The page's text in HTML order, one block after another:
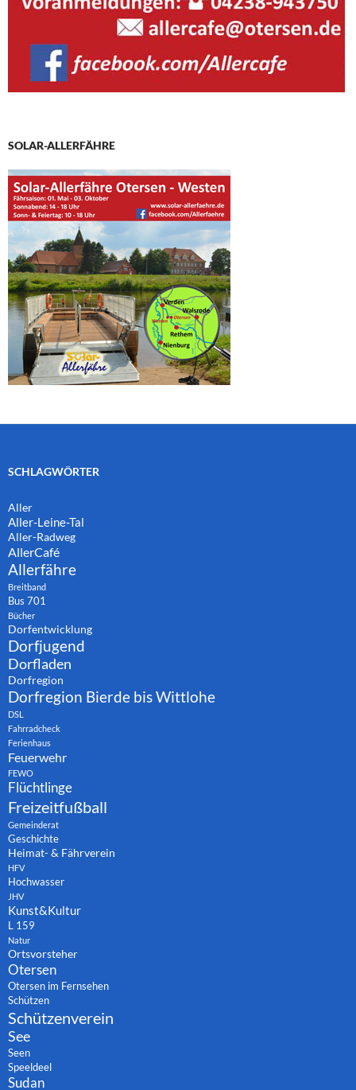
SOLAR-ALLERFÄHRE
SCHLAGWÖRTER
Aller
Aller-Leine-Tal
Aller-Radweg
AllerCafé
Allerfähre
Breitband
Bus 701
Bücher
Dorfentwicklung
Dorfjugend
Dorfladen
Dorfregion
Dorfregion Bierde bis Wittlohe
DSL
Fahrradcheck
Ferienhaus
Feuerwehr
FEWO
Flüchtlinge
Freizeitfußball
Gemeinderat
Geschichte
Heimat- & Fährverein
HFV
Hochwasser
JHV
Kunst&Kultur
L 159
Natur
Ortsvorsteher
Otersen
Otersen im Fernsehen
Schützen
Schützenverein
See
Seen
Speeldeel
Sudan